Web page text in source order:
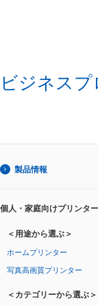
ビジネス
製品情報
個人・家庭向けプリンター
＜用途から選ぶ＞
ホームプリンター
写真高画質プリンター
＜カテゴリーから選ぶ＞